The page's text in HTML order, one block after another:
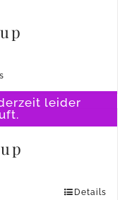
leider
Details